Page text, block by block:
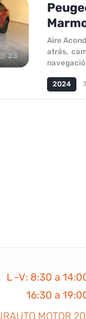
23
Aire
atrás,
2024
L -V: 8:30 a
16:30 a
MOTOR